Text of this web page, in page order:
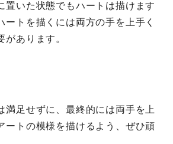
置いた状態でもハートは描けます
ートを描くには両方の手を上手く
があります。
満足せずに、最終的には両手を上
ートの模様を描けるよう、ぜひ頑